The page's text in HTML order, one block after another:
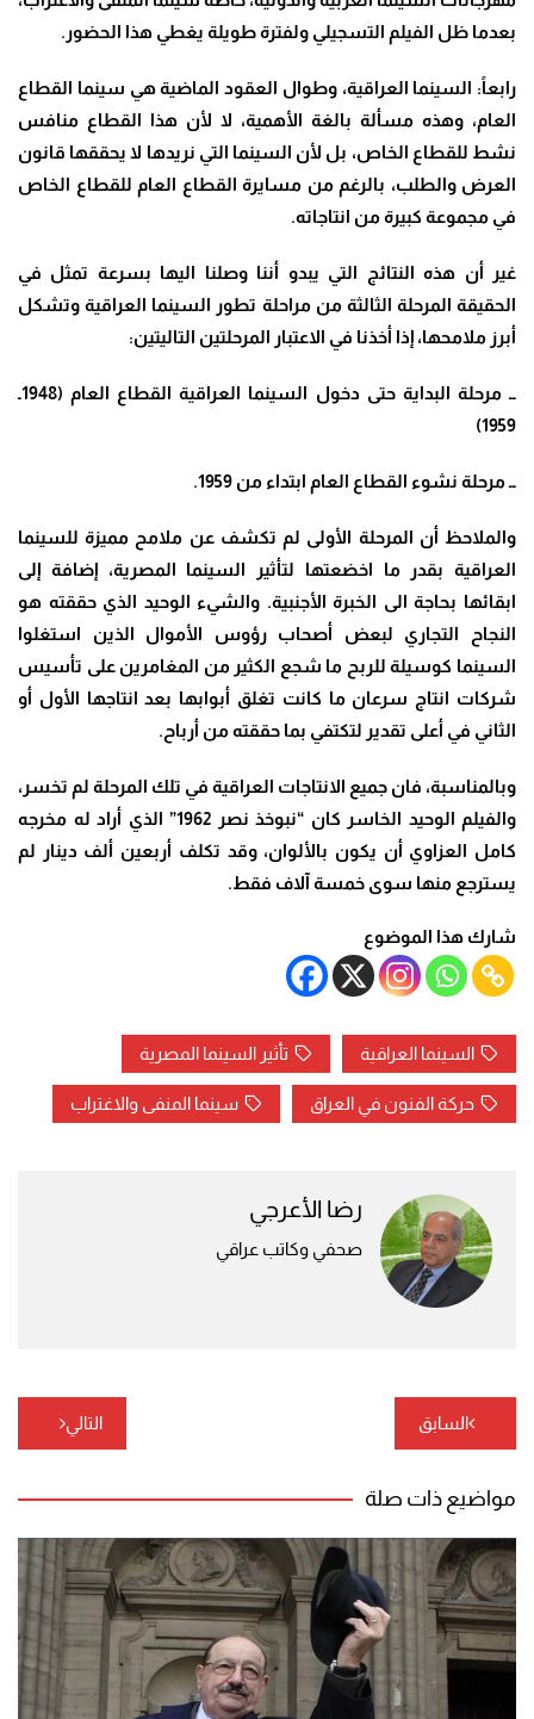
بعدما ظل الفيلم التسجيلي ولفترة طويلة يغطي هذا الحضور .
رابعاً: السينما العراقية، وطوال العقود الماضية هي سينما القطاع
العام، وهذه مسألة بالغة الأهمية، لا لأن هذا القطاع منافس
نشط للقطاع الخاص، بل لأن السينما التي نريدها لا يحققها قانون
العرض والطلب، بالرغم من مسايرة القطاع العام للقطاع الخاص
في مجموعة كبيرة من انتاجاته.
غير أن هذه النتائج التي يبدو أننا وصلنا اليها بسرعة تمثل في
الحقيقة المرحلة الثالثة من مراحلة تطور السينما العراقية وتشكل
أبرز ملامحها، إذا أخذنا في الاعتبار المرحلتين التاليتين:
ــ مرحلة البداية حتى دخول السينما العراقية القطاع العام (1948ـ
1959)
ــ مرحلة نشوء القطاع العام ابتداء من 1959 .
والملاحظ أن المرحلة الأولى لم تكشف عن ملامح مميزة للسينما
العراقية بقدر ما اخضعتها لتأثير السينما المصرية، إضافة إلى
ابقائها بحاجة الى الخبرة الأجنبية. والشيء الوحيد الذي حققته هو
النجاح التجاري لبعض أصحاب رؤوس الأموال الذين استغلوا
السينما كوسيلة للربح ما شجع الكثير من المغامرين على تأسيس
شركات انتاج سرعان ما كانت تغلق أبوابها بعد انتاجها الأول أو
الثاني في أعلى تقدير لتكتفي بما حققته من أرباح .
وبالمناسبة، فان جميع الانتاجات العراقية في تلك المرحلة لم تخسر،
والفيلم الوحيد الخاسر كان “نبوخذ نصر 1962” الذي أراد له مخرجه
كامل العزاوي أن يكون بالألوان، وقد تكلف أربعين ألف دينار لم
يسترجع منها سوى خمسة آلاف فقط.
شارك هذا الموضوع
السينما العراقية تأثير السينما المصرية
حركة الفنون في العراق سينما المنفى والاغتراب
رضا الأعرجي
صحفي وكاتب عراقي
تصفّح
المقالات
السابق التالي
مواضيع ذات صلة